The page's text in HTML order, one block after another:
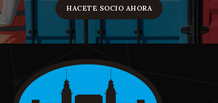
HACETE SOCIO AHORA